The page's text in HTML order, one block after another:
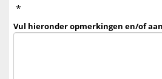
*
Vul hieronder opmerkingen en/of